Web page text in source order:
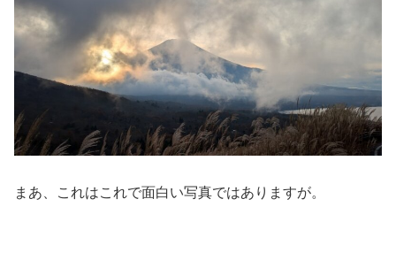
まあ、これはこれで面白い写真ではありますが。